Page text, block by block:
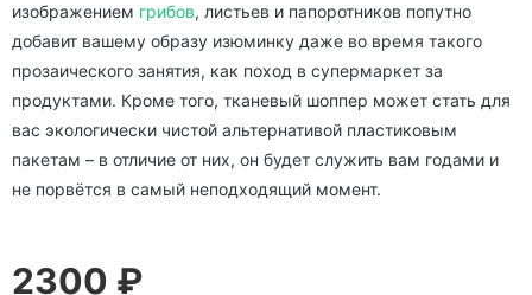
изображением грибов, листьев и папоротников попутно
добавит вашему образу изюминку даже во время такого
прозаического занятия, как поход в супермаркет за
продуктами. Кроме того, тканевый шоппер может стать для
вас экологически чистой альтернативой пластиковым
пакетам – в отличие от них, он будет служить вам годами и
не порвётся в самый неподходящий момент.
2300 ₽